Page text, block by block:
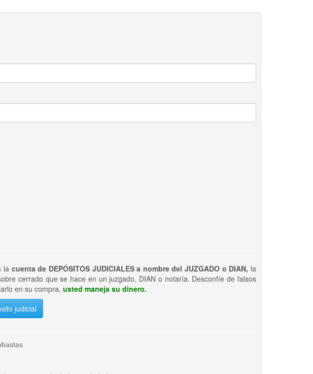
lacuenta de DEPÓSITOS JUDICIALES a nombre del JUZGADO o DIAN, la
cerrado que se hace en un juzgado, DIAN o notaría. Desconfíe de falsos
en su compra, usted maneja su dinero.
judicial